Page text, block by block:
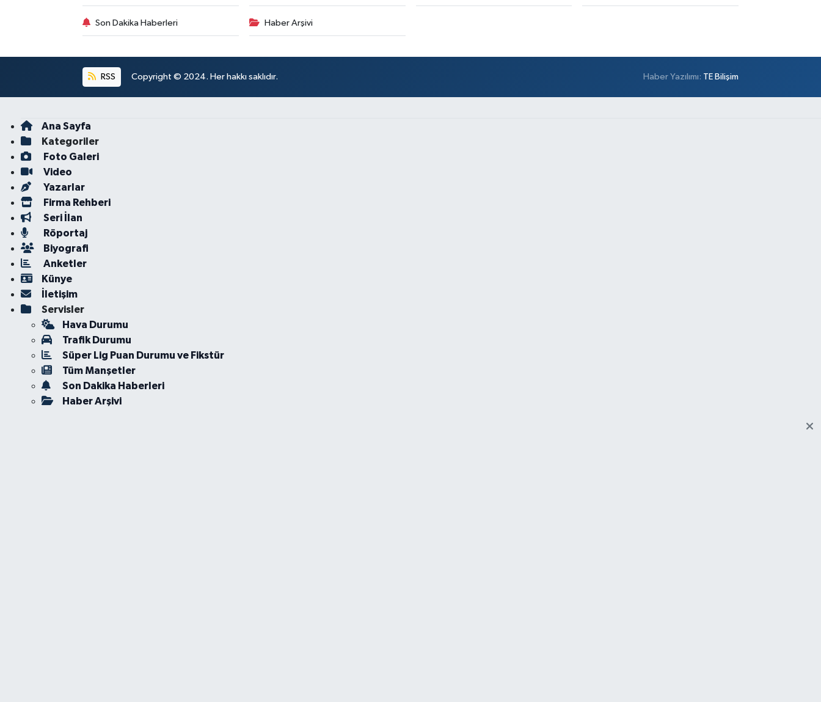
Son Dakika Haberleri Haber Arşivi
RSS Copyright © 2024. Her hakkı saklıdır. Haber Yazılımı: TE Bilişim
Ana Sayfa
Kategoriler
Foto Galeri
Video
Yazarlar
Firma Rehberi
Seri İlan
Röportaj
Biyografi
Anketler
Künye
İletişim
Servisler
Hava Durumu
Trafik Durumu
Süper Lig Puan Durumu ve Fikstür
Tüm Manşetler
Son Dakika Haberleri
Haber Arşivi